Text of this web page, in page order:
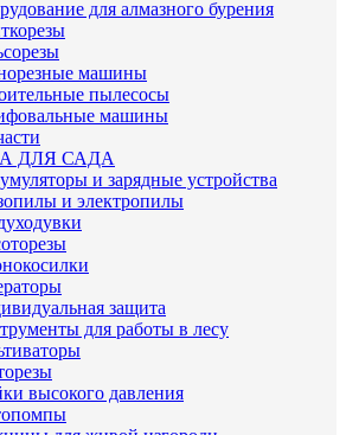
для алмазного бурения
машины
пылесосы
машины
ДЛЯ САДА
и зарядные устройства
и электропилы
защита
для работы в лесу
высокого давления